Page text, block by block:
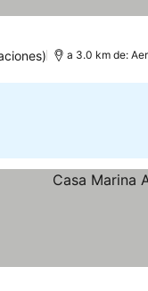
a 3.0 km de: